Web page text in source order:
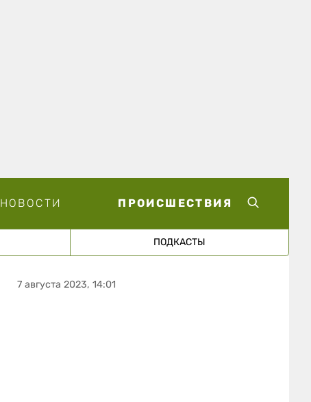
НОВОСТИ ПРОИСШЕСТВИЯ
ПОДКАСТЫ
7 августа 2023, 14:01